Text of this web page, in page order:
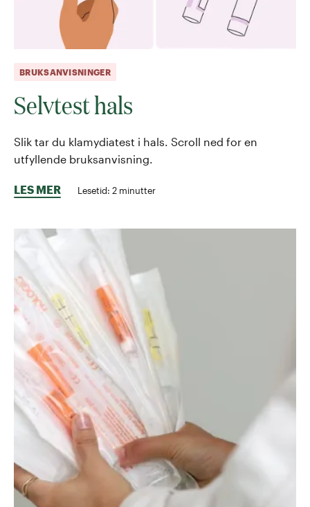
BRUKSANVISNINGER
Selvtest hals
Slik tar du klamydiatest i hals. Scroll ned for en
utfyllende bruksanvisning.
LES MER Lesetid: 2 minutter